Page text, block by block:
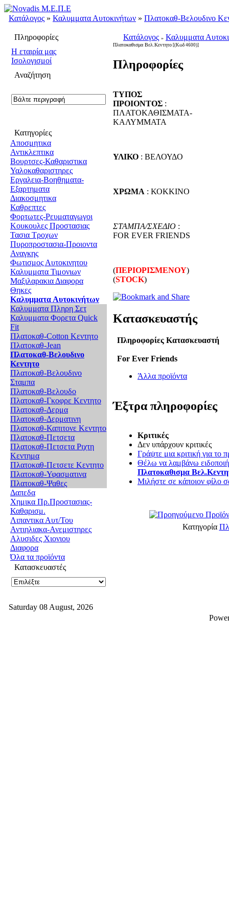
Κατάλογος » Καλυμματα Αυτοκινήτων » Πλατοκαθ-Βελουδινο
Πληροφορίες
H εταιρία μας
Ισολογισμοί
Αναζήτηση
Κατηγορίες
Αποσμητικα
Αντικλεπτικα
Βουρτσες-Καθαριστικα
Υαλοκαθαριστηρες
Εργαλεια-Βοηθηματα-
Εξαρτηματα
Διακοσμητικα
Καθρεπτες
Φορτωτες-Ρευματαγωγοι
Κουκουλες Προστασιας
Τασια Τροχων
Πυροπροστασια-Προιοντα
Αναγκης
Φωτισμος Αυτοκινητου
Καλυμματα Τιμονιων
Μαξιλαρακια Διαφορα
Θηκες
Καλυμματα Αυτοκινήτων
Καλυμματα Πληρη Σετ
Καλυμματα Φορετα Quick
Fit
Πλατοκαθ-Cotton Κεντητο
Πλατοκαθ-Jean
Πλατοκαθ-Βελουδινο
Κεντητο
Πλατοκαθ-Βελουδινο
Σταμπα
Πλατοκαθ-Βελουδο
Πλατοκαθ-Γκοφρε Κεντητο
Πλατοκαθ-Δερμα
Πλατοκαθ-Δερματινη
Πλατοκαθ-Καπιτονε Κεντητο
Πλατοκαθ-Πετσετα
Πλατοκαθ-Πετσετα Ριχτη
Κεντημα
Πλατοκαθ-Πετσετε Κεντητο
Πλατοκαθ-Υφασματινα
Πλατοκαθ-Ψαθες
Δαπεδα
Χημικα Πρ.Προστασιας-
Καθαρισμ.
Λιπαντικα Αυτ/Του
Αντιηλιακα-Ανεμιστηρες
Αλυσιδες Χιονιου
Διαφορα
Όλα τα προϊόντα
Κατασκευαστές
Κατάλογος » Καλυμματα
Πλατοκαθισμα Βελ.Κεντητο [(Κωδ 4600)]
Πληροφορίες
ΤΥΠΟΣ
ΠΡΟΙΟΝΤΟΣ :
ΠΛΑΤΟΚΑΘΙΣΜΑΤΑ-
ΚΑΛΥΜΜΑΤΑ
ΥΛΙΚΟ : ΒΕΛΟΥΔΟ
ΧΡΩΜΑ : ΚΟΚΚΙΝΟ
ΣΤΑΜΠΑ/ΣΧΕΔΙΟ :
FOR EVER FRIENDS
(ΠΕΡΙΟΡΙΣΜΕΝΟΥ)
(STOCK)
Κατασκευαστής
Πληροφορίες Κατασκευαστή
For Ever Friends
Άλλα προϊόντα
Έξτρα πληροφορίες
Κριτικές
Δεν υπάρχουν κριτικές
Γράψτε μια κριτική για το
Θέλω να λαμβάνω
Πλατοκαθισμα
Μιλήστε σε κάποιον φίλο
Κατηγορία
Saturday 08 August, 2026